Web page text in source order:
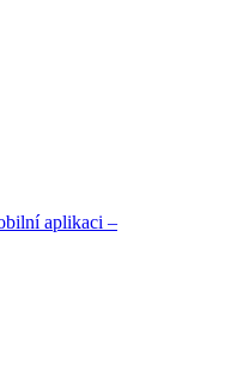
aplikaci –